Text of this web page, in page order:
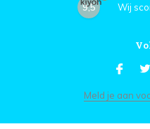
9,5 Wij
Meld je aan